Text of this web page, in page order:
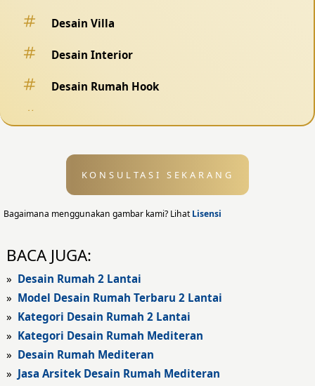
Desain Villa
Desain Interior
Desain Rumah Hook
Desain Eksterior
Desain Eksterior Rumah
Desain Rumah Modern
Fasad Rumah Modern
Fasad Kantor
KONSULTASI SEKARANG
Bagaimana menggunakan gambar kami? LihatLisensi
BACA JUGA:
» Desain Rumah 2 Lantai
» Model Desain Rumah Terbaru 2 Lantai
» Kategori Desain Rumah 2 Lantai
» Kategori Desain Rumah Mediteran
» Desain Rumah Mediteran
» Jasa Arsitek Desain Rumah Mediteran